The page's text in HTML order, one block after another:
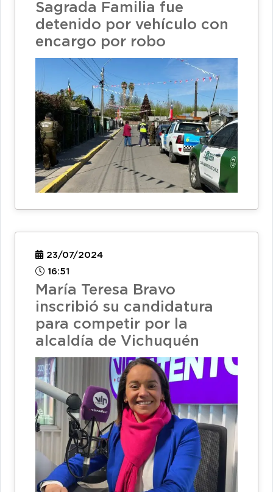
Sagrada Familia fue
detenido por vehículo con
encargo por robo
23/07/2024
16:51
María Teresa Bravo
inscribió su candidatura
para competir por la
alcaldía de Vichuquén